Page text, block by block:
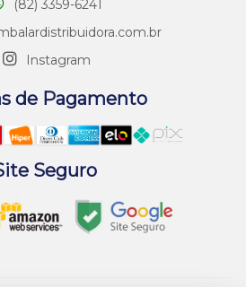
(82) 3359-6241
Instagram
de Pagamento
Seguro